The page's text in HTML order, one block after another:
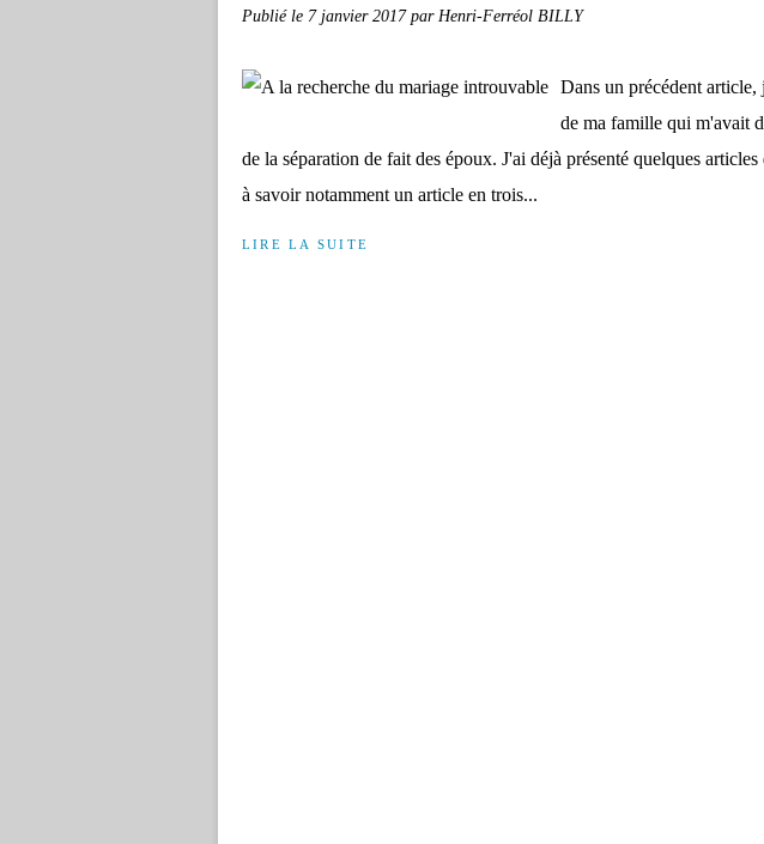
Publié le 7 janvier 2017par Henri-Ferréol BILLY
Dans un précédent article,
de ma famille qui m'avait
de la séparation de fait des époux. J'ai déjà présenté quelques
à savoir notamment un article en trois...
LIRE LA SUITE